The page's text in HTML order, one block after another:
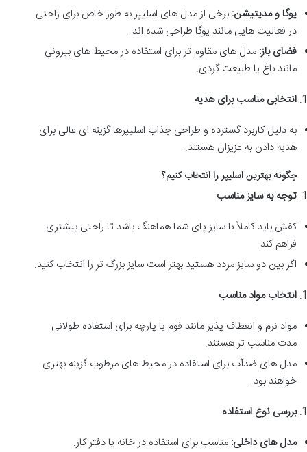
یوگا و مدیتیشن: برخی از مدل های اسلیپر به طور خاص برای راحتی
در فعالیت هایی مانند یوگا طراحی شده اند.
فضای باز: مدل های مقاوم تر برای استفاده در محیط های بیرونی
مانند باغ یا طبیعت گردی.
انتخابی مناسب برای هدیه
به دلیل کاربرد گسترده و طراحی جذاب اسلیپرها گزینه ای عالی برای
هدیه دادن به عزیزان هستند.
چگونه بهترین اسلیپر را انتخاب کنیم؟
توجه به سایز مناسب
کفش باید کاملاً با سایز پای شما هماهنگ باشد تا راحتی بیشتری
فراهم کند.
اگر بین دو سایز مردد هستید بهتر است سایز بزرگ تر را انتخاب کنید.
انتخاب مواد مناسب
مواد نرم و انعطاف پذیر مانند فوم یا پارچه برای استفاده طولانی
مدت مناسب تر هستند.
مدل های ضدآب برای استفاده در محیط های مرطوب گزینه بهتری
خواهند بود.
بررسی نوع استفاده
مدل های داخلی: مناسب برای استفاده در خانه یا دفتر کار.